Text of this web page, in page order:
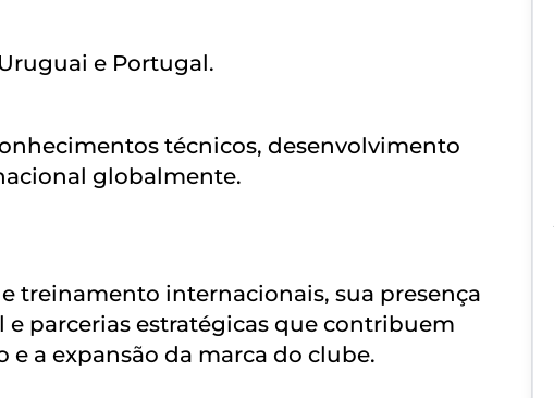
e Portugal.
técnicos, desenvolvimento
globalmente.
treinamento internacionais, sua presença
parcerias estratégicas que contribuem
a expansão da marca do clube.